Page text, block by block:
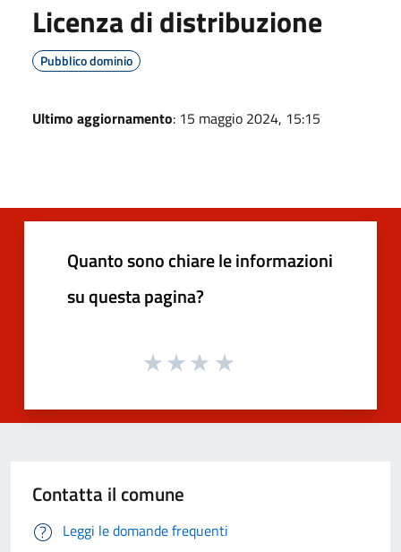
Licenza di distribuzione
Pubblico dominio
Ultimo aggiornamento: 15 maggio 2024, 15:15
Quanto sono chiare le informazioni
su questa pagina?
Contatta il comune
Leggi le domande frequenti